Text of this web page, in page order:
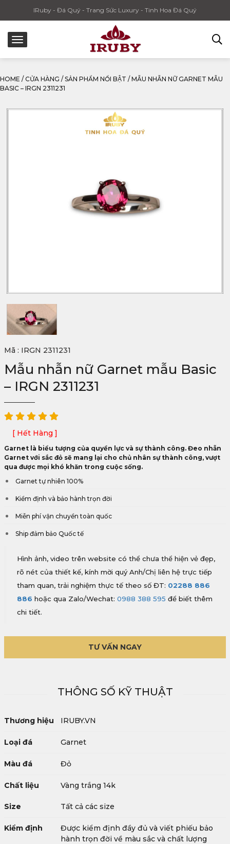
IRuby - Đá Quý - Trang Sức Luxury - Tinh Hoa Đá Quý
HOME / CỬA HÀNG / SẢN PHẨM NỔI BẬT / MẪU NHẪN NỮ GARNET MẪU
BASIC – IRGN 2311231
Mã : IRGN 2311231
Mẫu nhẫn nữ Garnet mẫu Basic
– IRGN 2311231
[ Hết Hàng ]
Garnet là biểu tượng của quyền lực và sự thành công. Đeo nhẫn
Garnet với sắc đỏ sẽ mang lại cho chủ nhân sự thành công, vượt
qua được mọi khó khăn trong cuộc sống.
Garnet tự nhiên 100%
Kiểm định và bảo hành trọn đời
Miễn phí vận chuyển toàn quốc
Ship đảm bảo Quốc tế
Hình ảnh, video trên website có thể chưa thể hiện vẻ đẹp,
rõ nét của thiết kế, kính mời quý Anh/Chị liên hệ trực tiếp
tham quan, trải nghiệm thực tế theo số ĐT: 02288 886
886 hoặc qua Zalo/Wechat: 0988 388 595 để biết thêm
chi tiết.
TƯ VẤN NGAY
THÔNG SỐ KỸ THUẬT
Thương hiệu IRUBY.VN
Loại đá Garnet
Màu đá Đỏ
Chất liệu Vàng trắng 14k
Size Tất cả các size
Kiểm định
Được kiểm định đầy đủ và viết phiếu bảo
hành trọn đời về màu sắc và chất lượng